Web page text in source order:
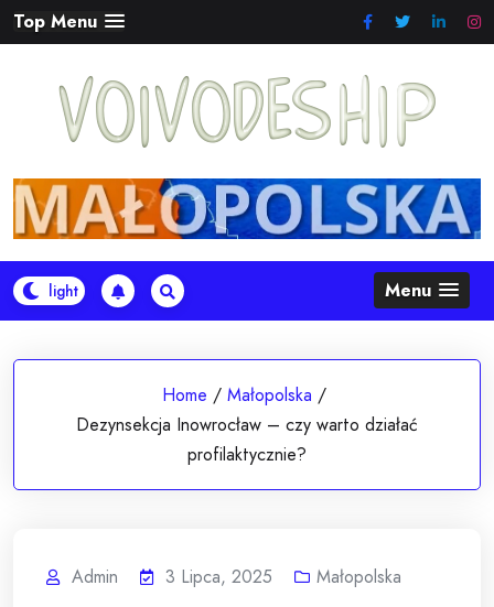
Skip
to
Top Menu
Menu
Home / Małopolska /
Dezynsekcja Inowrocław – czy warto działać
profilaktycznie?
Admin 3 Lipca, 2025 Małopolska